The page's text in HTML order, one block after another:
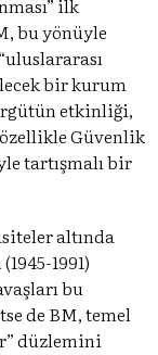
bu yönüyle
bir kurum
etkinliği,
Güvenlik
tartışmalı bir
altında
1991)
bu
de BM, temel
düzlemini